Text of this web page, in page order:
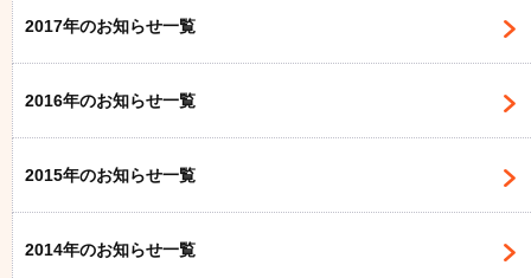
2017年のお知らせ一覧
2016年のお知らせ一覧
2015年のお知らせ一覧
2014年のお知らせ一覧